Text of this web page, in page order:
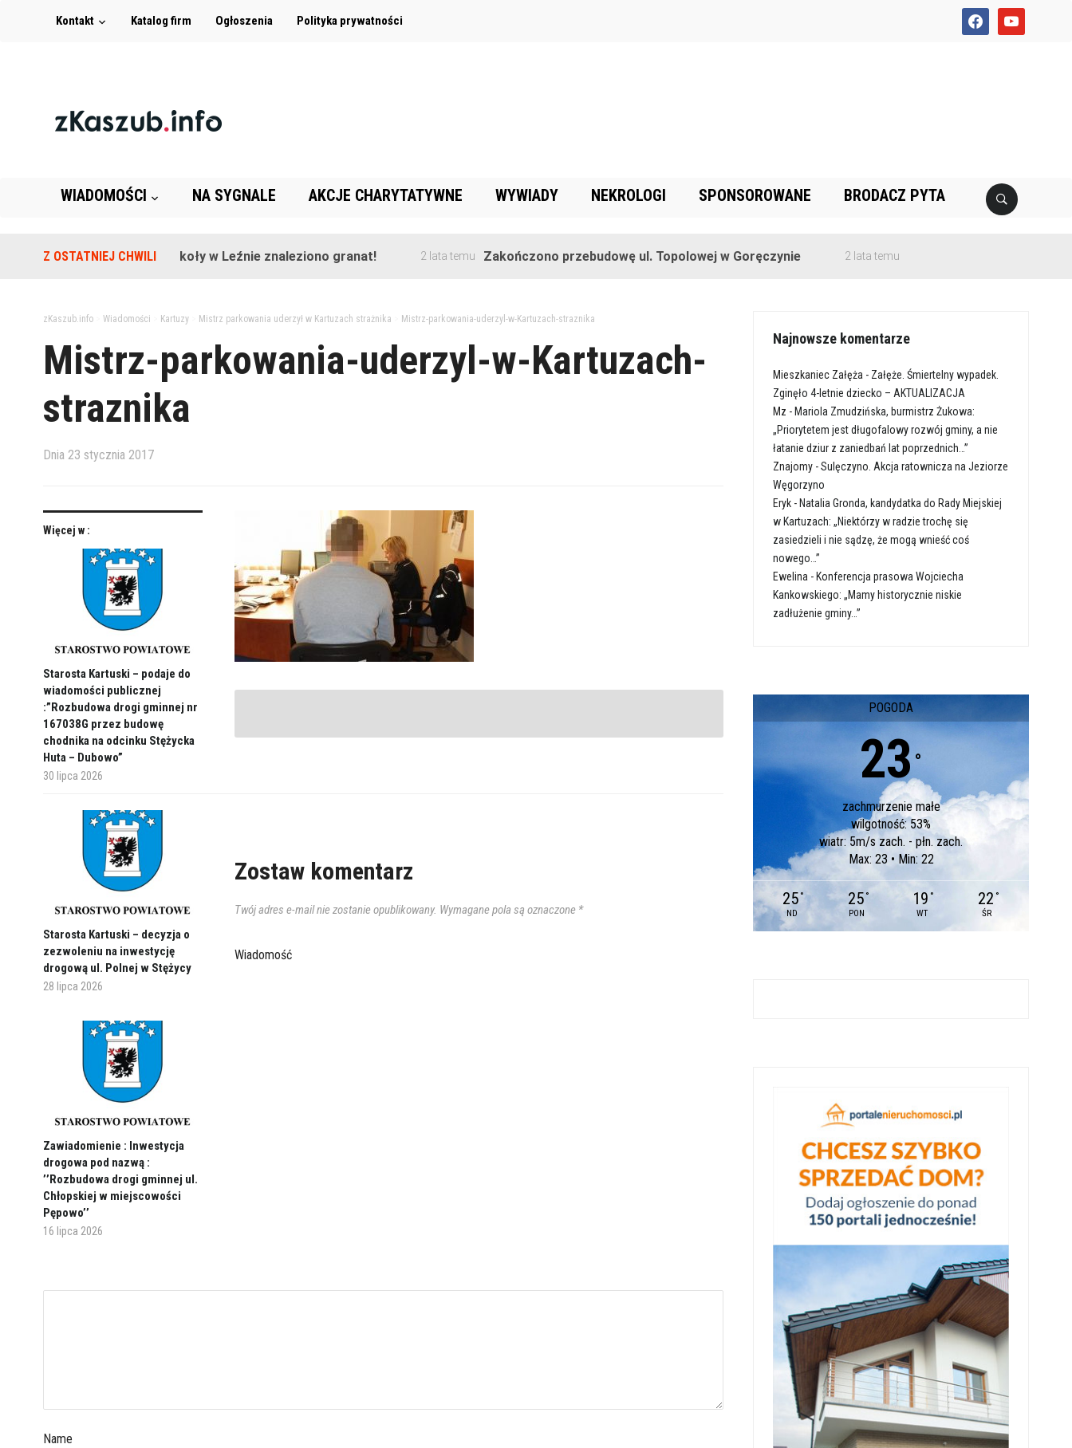
facebookyoutube
Kontakt Katalog firm Ogłoszenia Polityka prywatności
WIADOMOŚCI NA SYGNALE AKCJE CHARYTATYWNE WYWIADY NEKROLOGI SPONSOROWANE BRODACZ PYTA
Z OSTATNIEJ CHWILI
Na terenie szkoły w Leźnie znaleziono granat! 2 lata temu Zakończono przebudowę ul. Topolowej w Goręczynie 2 lata temu
zKaszub.info> Wiadomości Kartuzy> Mistrz parkowania uderzył w Kartuzach strażnika Mistrz-parkowania-uderzyl-w-Kartuzach-straznika
Mistrz-parkowania-uderzyl-w-Kartuzach-
straznika
Dnia 23 stycznia 2017
Więcej w :
Starosta Kartuski – podaje do
wiadomości publicznej
:”Rozbudowa drogi gminnej nr
167038G przez budowę
chodnika na odcinku Stężycka
Huta – Dubowo”
30 lipca 2026
Starosta Kartuski – decyzja o
zezwoleniu na inwestycję
drogową ul. Polnej w Stężycy
28 lipca 2026
Zawiadomienie : Inwestycja
drogowa pod nazwą :
’’Rozbudowa drogi gminnej ul.
Chłopskiej w miejscowości
Pępowo’’
16 lipca 2026
Zostaw komentarz
Twój adres e-mail nie zostanie opublikowany. Wymagane pola są oznaczone *
Wiadomość
Name
Najnowsze komentarze
Mieszkaniec Załęża - Załęże. Śmiertelny wypadek.
Zginęło 4-letnie dziecko – AKTUALIZACJA
Mz - Mariola Zmudzińska, burmistrz Żukowa:
„Priorytetem jest długofalowy rozwój gminy, a nie
łatanie dziur z zaniedbań lat poprzednich…”
Znajomy -Sulęczyno. Akcja ratownicza na Jeziorze
Węgorzyno
Eryk - Natalia Gronda, kandydatka do Rady Miejskiej
w Kartuzach: „Niektórzy w radzie trochę się
zasiedzieli i nie sądzę, że mogą wnieść coś
nowego…”
Ewelina - Konferencja prasowa Wojciecha
Kankowskiego: „Mamy historycznie niskie
zadłużenie gminy…”
POGODA
23 °
zachmurzenie małe
wilgotność: 53%
wiatr: 5m/s zach. - płn. zach.
Max: 23 • Min: 22
25 °
ND
25 °
PON
19 °
WT
22 °
ŚR